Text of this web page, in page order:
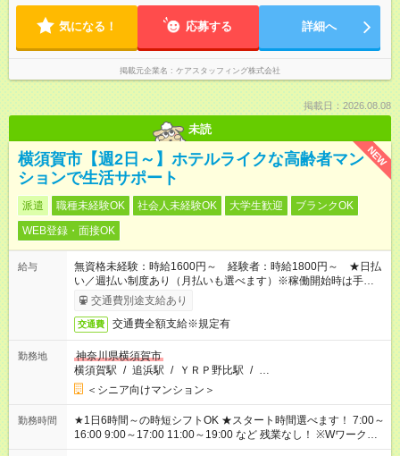
気になる！ 応募する 詳細へ
掲載元企業名 ケアスタッフィング株式会社
掲載日：2026.08.08
未読
NEW
横須賀市【週2日～】ホテルライクな高齢者マン
ションで生活サポート
派遣 職種未経験OK 社会人未経験OK 大学生歓迎
ブランクOK
WEB登録・面接OK
給与
無資格未経験：時給1600円～ 経験者：時給1800円～ ★日払
い／週払い制度あり（月払いも選べます）※稼働開始時は手続き
完了次第のお支払いとなります。
交通費別途支給あり
交通費 交通費全額支給※規定有
勤務地
神奈川県横須賀市
横須賀駅 / 追浜駅 / ＹＲＰ野比駅 / …
＜シニア向けマンション＞
勤務時間
★1日6時間～の時短シフトOK ★スタート時間選べます！ 7:00～
16:00 9:00～17:00 11:00～19:00 など 残業なし！ ※Wワークの
場合、他のお仕事と合わせ週40時間超の就業はご案内できませ